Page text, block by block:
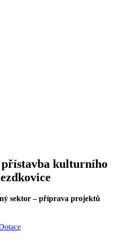
kulturního
sektor – příprava projektů